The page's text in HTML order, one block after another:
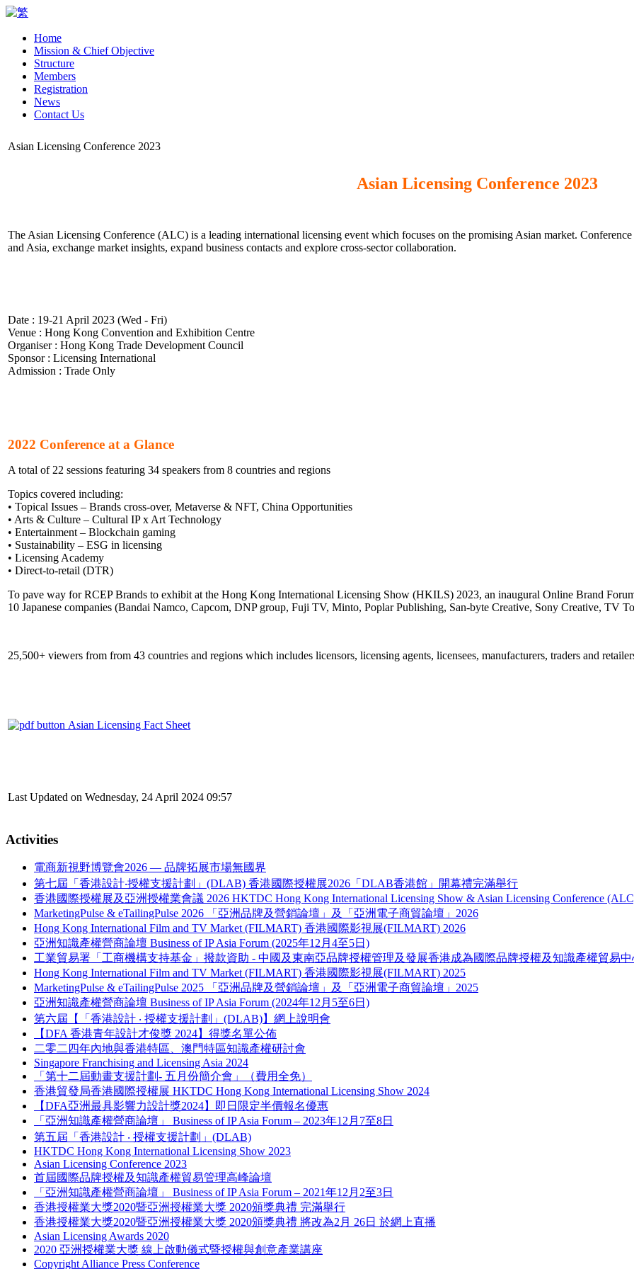
Home
Mission & Chief Objective
Structure
Members
Registration
News
Contact Us
Asian Licensing Conference 2023
Asian Licensing Conference 2023
The Asian Licensing Conference (ALC) is a leading international licensing event which focuses on the promising Asian market.
and Asia, exchange market insights, expand business contacts and explore cross-sector collaboration.
Date : 19-21 April 2023 (Wed - Fri)
Venue : Hong Kong Convention and Exhibition Centre
Organiser : Hong Kong Trade Development Council
Sponsor : Licensing International
Admission : Trade Only
2022 Conference at a Glance
A total of 22 sessions featuring 34 speakers from 8 countries and regions
Topics covered including:
• Topical Issues – Brands cross-over, Metaverse & NFT, China Opportunities
• Arts & Culture – Cultural IP x Art Technology
• Entertainment – Blockchain gaming
• Sustainability – ESG in licensing
• Licensing Academy
• Direct-to-retail (DTR)
To pave way for RCEP Brands to exhibit at the Hong Kong International Licensing Show (HKILS) 2023, an inaugural Online Brand
10 Japanese companies (Bandai Namco, Capcom, DNP group, Fuji TV, Minto, Poplar Publishing, San-byte Creative, Sony Creative, TV
25,500+ viewers from from 43 countries and regions which includes licensors, licensing agents, licensees, manufacturers, traders and
Asian Licensing Fact Sheet
Last Updated on Wednesday, 24 April 2024 09:57
Activities
電商新視野博覽會2026 — 品牌拓展市場無國界
第七屆「香港設計‧授權支援計劃」(DLAB) 香港國際授權展2026「DLAB香港館」開幕禮完滿舉行
香港國際授權展及亞洲授權業會議 2026 HKTDC Hong Kong International Licensing Show & Asian Licensing Conference
MarketingPulse & eTailingPulse 2026 「亞洲品牌及營銷論壇」及「亞洲電子商貿論壇」2026
Hong Kong International Film and TV Market (FILMART) 香港國際影視展(FILMART) 2026
亞洲知識產權營商論壇 Business of IP Asia Forum (2025年12月4至5日)
工業貿易署「工商機構支持基金」撥款資助 - 中國及東南亞品牌授權管理及發展香港成為國際品牌授權及知識產權貿易
Hong Kong International Film and TV Market (FILMART) 香港國際影視展(FILMART) 2025
MarketingPulse & eTailingPulse 2025 「亞洲品牌及營銷論壇」及「亞洲電子商貿論壇」2025
亞洲知識產權營商論壇 Business of IP Asia Forum (2024年12月5至6日)
第六屆【「香港設計 ‧ 授權支援計劃」(DLAB)】網上說明會
【DFA 香港青年設計才俊獎 2024】得獎名單公佈
二零二四年內地與香港特區、澳門特區知識產權研討會
Singapore Franchising and Licensing Asia 2024
「第十二屆動畫支援計劃- 五月份簡介會」（費用全免）
香港貿發局香港國際授權展 HKTDC Hong Kong International Licensing Show 2024
【DFA亞洲最具影響力設計獎2024】即日限定半價報名優惠
「亞洲知識產權營商論壇」 Business of IP Asia Forum – 2023年12月7至8日
第五屆「香港設計 ‧ 授權支援計劃」(DLAB)
HKTDC Hong Kong International Licensing Show 2023
Asian Licensing Conference 2023
首屆國際品牌授權及知識產權貿易管理高峰論壇
「亞洲知識產權營商論壇」 Business of IP Asia Forum – 2021年12月2至3日
香港授權業大獎2020暨亞洲授權業大獎 2020頒獎典禮 完滿舉行
香港授權業大獎2020暨亞洲授權業大獎 2020頒獎典禮 將改為2月 26日 於網上直播
Asian Licensing Awards 2020
2020 亞洲授權業大獎 線上啟動儀式暨授權與創意產業講座
Copyright Alliance Press Conference